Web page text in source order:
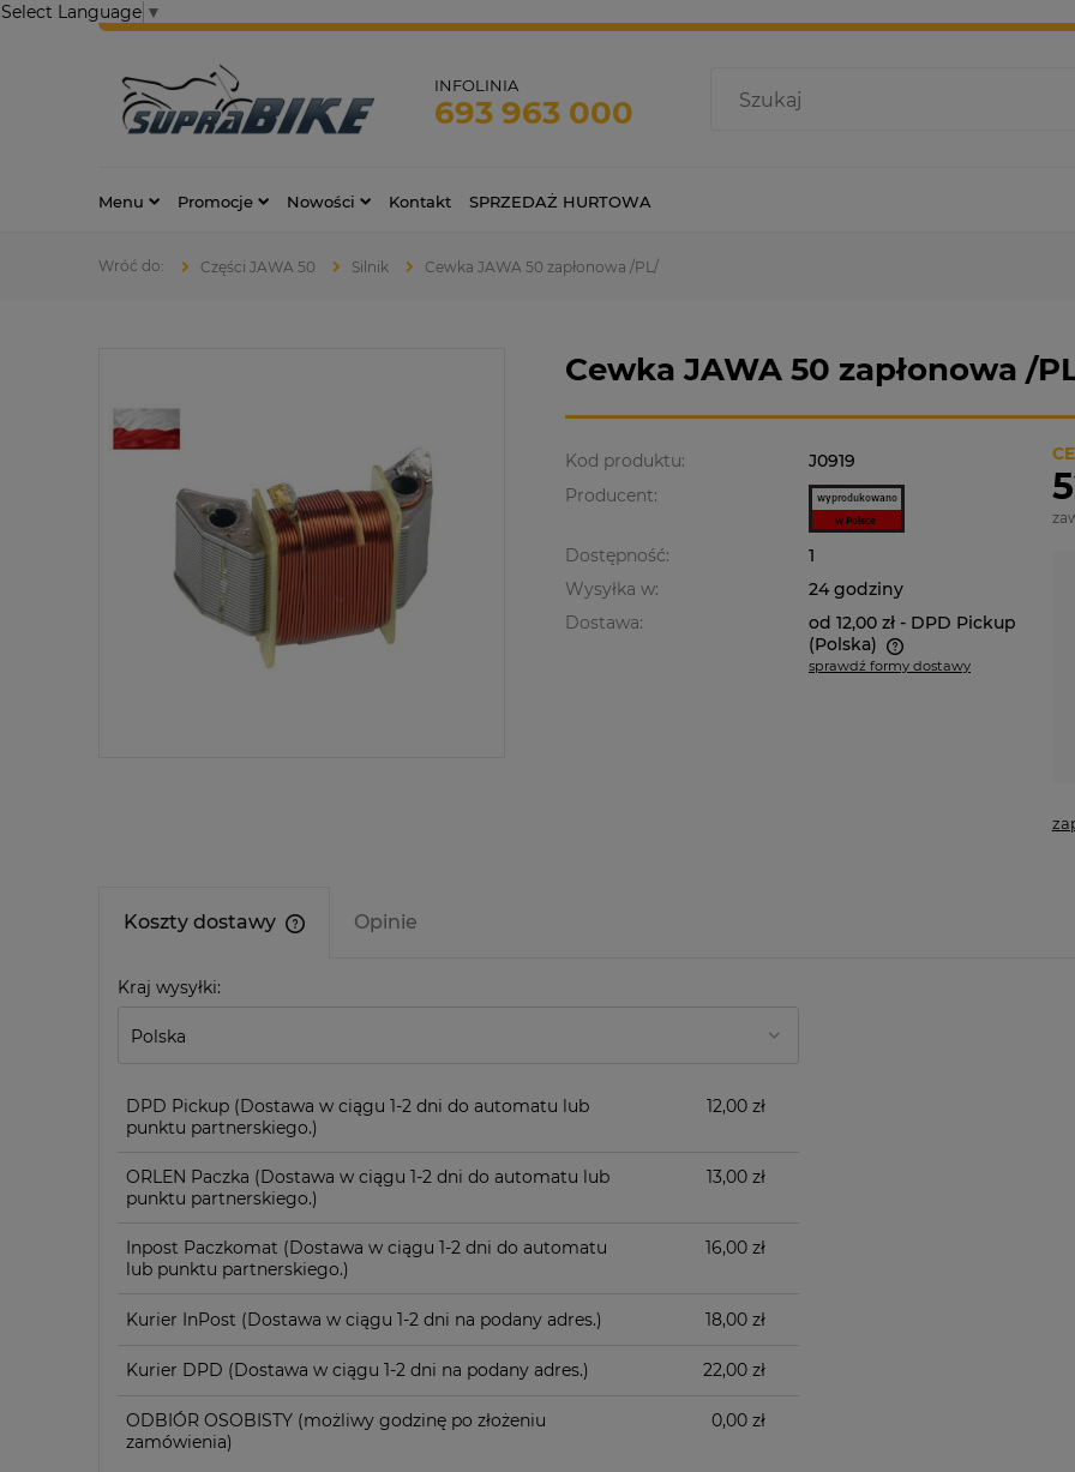
Select Language ▼
INFOLINIA
693 963 000
Menu Promocje Nowości Kontakt SPRZEDAŻ HURTOWA
Części JAWA 50 Silnik Cewka JAWA 50 zapłonowa /PL/
Cewka JAWA 50 zapłonowa /
Kod produktu:
J0919
Producent:
Dostępność:
1
Wysyłka w:
24 godziny
Dostawa:
od 12,00 zł - DPD Pickup
(Polska)
sprawdź formy dostawy
Koszty dostawy Opinie
Kraj wysyłki:
DPD Pickup (Dostawa w ciągu 1-2 dni do automatu lub
punktu partnerskiego.)
12,00 zł
ORLEN Paczka (Dostawa w ciągu 1-2 dni do automatu lub
punktu partnerskiego.)
13,00 zł
Inpost Paczkomat (Dostawa w ciągu 1-2 dni do automatu
lub punktu partnerskiego.)
16,00 zł
Kurier InPost (Dostawa w ciągu 1-2 dni na podany adres.) 18,00 zł
Kurier DPD (Dostawa w ciągu 1-2 dni na podany adres.) 22,00 zł
ODBIÓR OSOBISTY (możliwy godzinę po złożeniu
zamówienia)
0,00 zł